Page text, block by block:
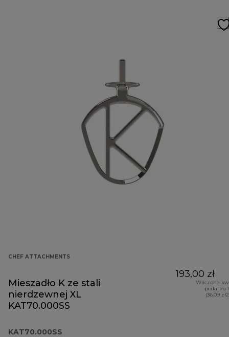
CHEF ATTACHMENTS
Mieszadło K ze stali
nierdzewnej XL
KAT70.000SS
KAT70.000SS
193,00 zł
Wliczona
podatku
(36,09